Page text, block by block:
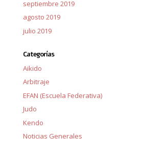
septiembre 2019
agosto 2019
julio 2019
Categorías
Aikido
Arbitraje
EFAN (Escuela Federativa)
Judo
Kendo
Noticias Generales